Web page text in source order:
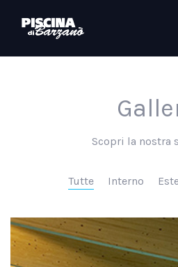
Scopri la nostra
Tutte Interno